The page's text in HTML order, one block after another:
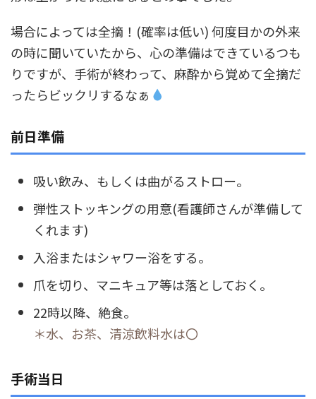
場合によっては全摘！(確率は低い) 何度目かの外来
の時に聞いていたから、心の準備はできているつも
りですが、手術が終わって、麻酔から覚めて全摘だ
ったらビックリするなぁ
前日準備
吸い飲み、もしくは曲がるストロー。
弾性ストッキングの用意(看護師さんが準備して
くれます)
入浴またはシャワー浴をする。
爪を切り、マニキュア等は落としておく。
22時以降、絶食。
＊水、お茶、清涼飲料水は〇
手術当日